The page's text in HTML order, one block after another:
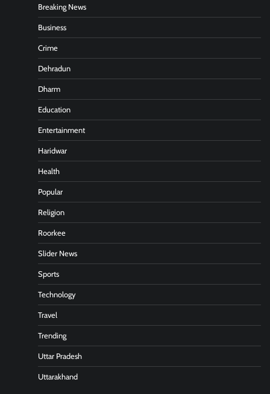
Breaking News
Business
Crime
Dehradun
Dharm
Education
Entertainment
Haridwar
Health
Popular
Religion
Roorkee
Slider News
Sports
Technology
Travel
Trending
Uttar Pradesh
Uttarakhand